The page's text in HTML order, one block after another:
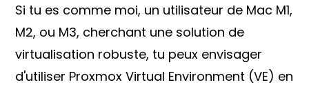
publication :
Si tu es comme moi, un utilisateur de Mac M1,
M2, ou M3, cherchant une solution de
virtualisation robuste, tu peux envisager
d'utiliser Proxmox Virtual Environment (VE) en